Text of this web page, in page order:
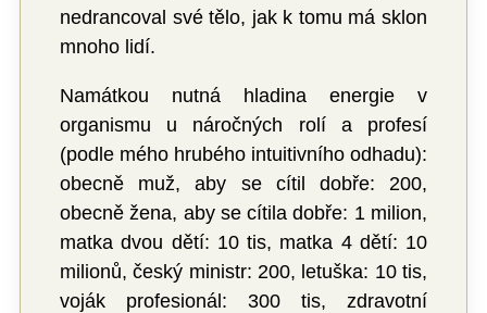
nedrancoval své tělo, jak k tomu má sklon
mnoho lidí.
Namátkou nutná hladina energie v
organismu u náročných rolí a profesí
(podle mého hrubého intuitivního odhadu):
obecně muž, aby se cítil dobře: 200,
obecně žena, aby se cítila dobře: 1 milion,
matka dvou dětí: 10 tis, matka 4 dětí: 10
milionů, český ministr: 200, letuška: 10 tis,
voják profesionál: 300 tis, zdravotní